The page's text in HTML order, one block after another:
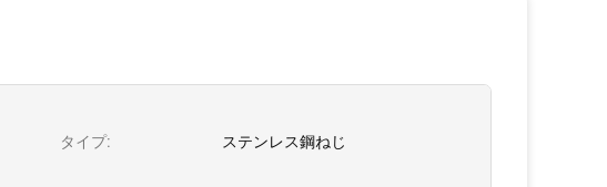
タイプ: ステンレス鋼ねじ